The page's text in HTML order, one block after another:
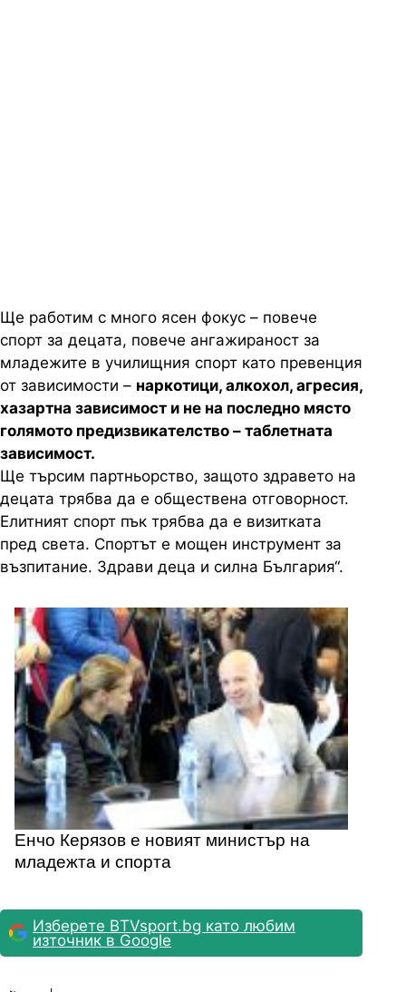
Ще работим с много ясен фокус – повече
спорт за децата, повече ангажираност за
младежите в училищния спорт като превенция
от зависимости – наркотици, алкохол, агресия,
хазартна зависимост и не на последно място
голямото предизвикателство – таблетната
зависимост.
Ще търсим партньорство, защото здравето на
децата трябва да е обществена отговорност.
Елитният спорт пък трябва да е визитката
пред света. Спортът е мощен инструмент за
възпитание. Здрави деца и силна България“.
Енчо Керязов е новият министър на
младежта и спорта
Изберете BTVsport.bg като любим
източник в Google